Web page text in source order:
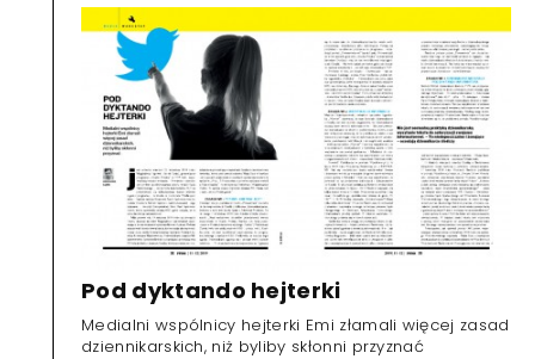
Pod dyktando hejterki
Medialni wspólnicy hejterki Emi złamali więcej zasad
dziennikarskich, niż byliby skłonni przyznać